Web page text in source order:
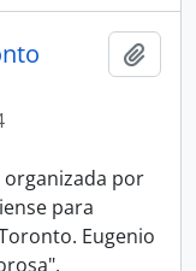
por
para
Eugenio